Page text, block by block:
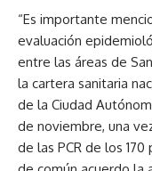
“Es importante
evaluación
entre las áreas de
la cartera sanitaria
de la Ciudad
de noviembre, una
de las PCR de los